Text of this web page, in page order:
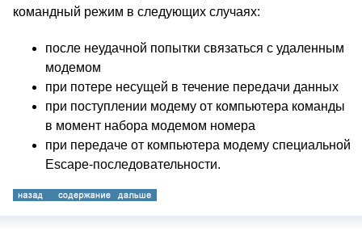
командный режим в следующих случаях:
после неудачной попытки связаться с удаленным
модемом
при потере несущей в течение передачи данных
при поступлении модему от компьютера команды
в момент набора модемом номера
при передаче от компьютера модему специальной
Escape-последовательности.